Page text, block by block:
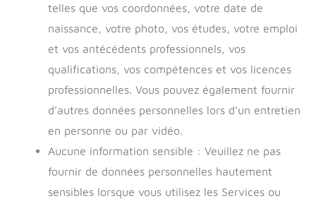
telles que vos coordonnées, votre date de
naissance, votre photo, vos études, votre emploi
et vos antécédents professionnels, vos
qualifications, vos compétences et vos licences
professionnelles. Vous pouvez également fournir
d’autres données personnelles lors d’un entretien
en personne ou par vidéo.
Aucune information sensible : Veuillez ne pas
fournir de données personnelles hautement
sensibles lorsque vous utilisez les Services ou